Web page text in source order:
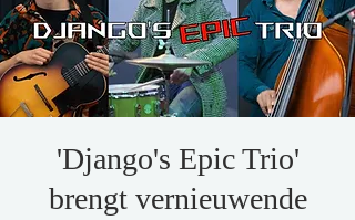
'Django's Epic Trio'
brengt vernieuwende